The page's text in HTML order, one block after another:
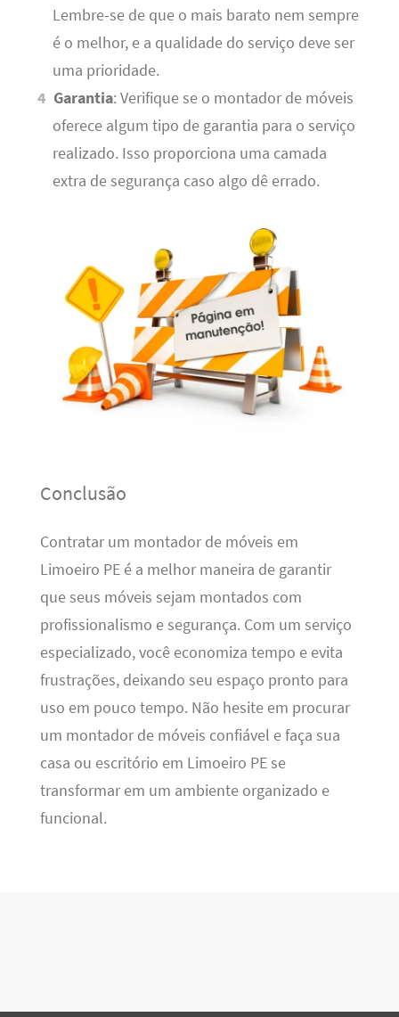
Lembre-se de que o mais barato nem sempre
é o melhor, e a qualidade do serviço deve ser
uma prioridade.
Garantia: Verifique se o montador de móveis
oferece algum tipo de garantia para o serviço
realizado. Isso proporciona uma camada
extra de segurança caso algo dê errado.
Conclusão
Contratar um montador de móveis em
Limoeiro PE é a melhor maneira de garantir
que seus móveis sejam montados com
profissionalismo e segurança. Com um serviço
especializado, você economiza tempo e evita
frustrações, deixando seu espaço pronto para
uso em pouco tempo. Não hesite em procurar
um montador de móveis confiável e faça sua
casa ou escritório em Limoeiro PE se
transformar em um ambiente organizado e
funcional.